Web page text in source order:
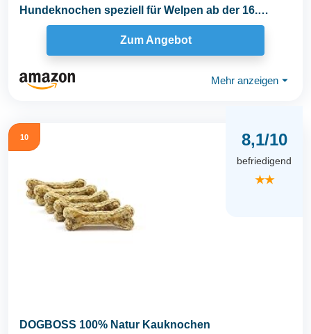
Hundeknochen speziell für Welpen ab der 16.
Lebenswoche...
Zum Angebot
Mehr anzeigen ⏷
10 8,1/10
befriedigend
★★
DOGBOSS 100% Natur Kauknochen